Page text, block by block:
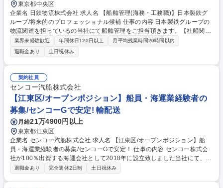
東京都中央区
企業名 日鉄物流株式会社 求人名 【船舶管理(海務・工務職)】日本製鉄グ
ループ/将来的のプロフェッショナル候補 仕事の内容 日本製鉄グループの
物流関連を担っているの当社にて船舶管理をご担当頂きます。【社船関
係】・予算管理（修繕費、船用品費などの予算作成や予算消化の確認）・
修繕工事に関する確認（工事の進捗・完工の確認） ・検査証書類の管理
（検査期日、各種期限のチェック）・緊急修理等の対応（修理業者、船具
屋、機器メーカーとのコンタクト）・保険の改定（船舶保険、PI保険の契
約、更新）・新規建造に関する業務（各種設備、省エネ機器、安全設備な
ど建造や仕様決定）・燃料管理（代替燃料検討 省エネ管理・検証）【その
他】・新造船建造時の基本形状についての要請（船主に対して基本形状な
どを提示）・傭船先各社への技術支援標準船型検討 募集職種 【船舶管理
(海務・工務職)】日本製鉄グループ/将来的のプロフェッショナル候補
業界未経験歓迎 年間休日120日以上
月平均残業時間20時間以内
退職金あり
土日祝休み
契約社員
センコー汽船株式会社
【江東区/オープンポジション】船員・海運業経験者の
募集/センコーGで安定! 輸配送
月給21万4900円以上
東京都江東区
企業名 センコー汽船株式会社 求人名 【江東区/オープンポジション】船
員・海運業経験者の募集/センコーGで安定！ 仕事の内容 センコー株式会
社が100％出資する海運会社として2018年に設立致しました当社にて、以
下のポジションを募集しております。ご希望と適性に応じて、ご面接内で
退職金あり 完全週休2日制 土日祝休み